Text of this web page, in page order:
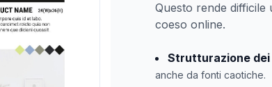
Questo rende
coeso online.
Strutturazione
anche da fonti caotiche.